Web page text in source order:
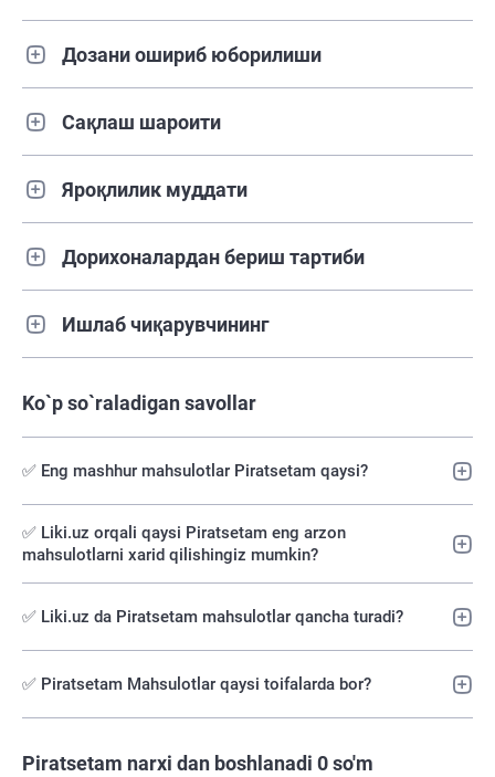
Дозани ошириб юборилиши
Сақлаш шароити
Яроқлилик муддати
Дорихоналардан бериш тартиби
Ишлаб чиқарувчининг
Ko`p so`raladigan savollar
✅ Eng mashhur mahsulotlar Piratsetam qaysi?
✅️ Liki.uz orqali qaysi Piratsetam eng arzon
mahsulotlarni xarid qilishingiz mumkin?
✅ Liki.uz da Piratsetam mahsulotlar qancha turadi?
✅ Piratsetam Mahsulotlar qaysi toifalarda bor?
Piratsetam narxi dan boshlanadi 0 so'm